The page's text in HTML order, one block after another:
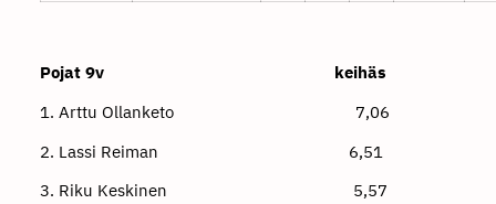
Pojat 9v keihäs
1. Arttu Ollanketo 7,06
2. Lassi Reiman 6,51
3. Riku Keskinen 5,57